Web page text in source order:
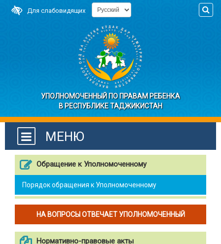
Для слабовидящих
УПОЛНОМОЧЕННЫЙ ПО ПРАВАМ РЕБЕНКА
В РЕСПУБЛИКЕ ТАДЖИКИСТАН
МЕНЮ
Обращение к Уполномоченному
Порядок обращения к Уполномоченному
НА ВОПРОСЫ ОТВЕЧАЕТ УПОЛНОМОЧЕННЫЙ
Нормативно-правовые акты